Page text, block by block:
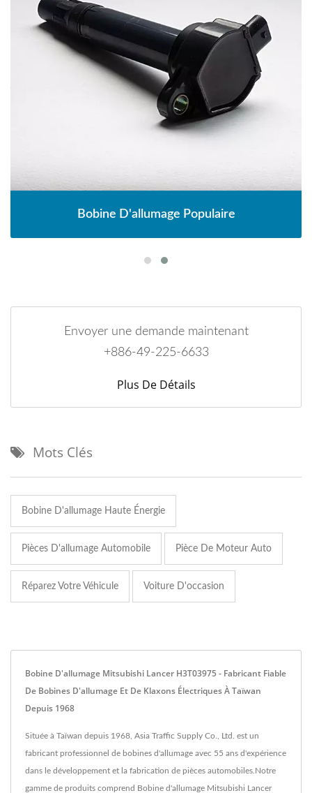
Bobine D'allumage Populaire
Envoyer une demande maintenant
+886-49-225-6633
Plus De Détails
Mots Clés
Bobine D'allumage Haute Énergie
Pièces D'allumage Automobile Pièce De Moteur Auto
Réparez Votre Véhicule Voiture D'occasion
Bobine D'allumage Mitsubishi Lancer H3T03975 - Fabricant Fiable
De Bobines D'allumage Et De Klaxons Électriques À Taïwan
Depuis 1968
Située à Taïwan depuis 1968, Asia Traffic Supply Co., Ltd. est un
fabricant professionnel de bobines d'allumage avec 55 ans d'expérience
dans le développement et la fabrication de pièces automobiles.Notre
gamme de produits comprend Bobine d'allumage Mitsubishi Lancer